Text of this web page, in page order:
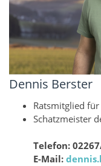
Dennis Berster
Ratsmitglied
Schatzmeister
Telefon:
E-Mail: